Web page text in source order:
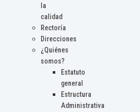
la
calidad
Rectoría
Direcciones
¿Quiénes
somos?
Estatuto
general
Estructura
Administrativa